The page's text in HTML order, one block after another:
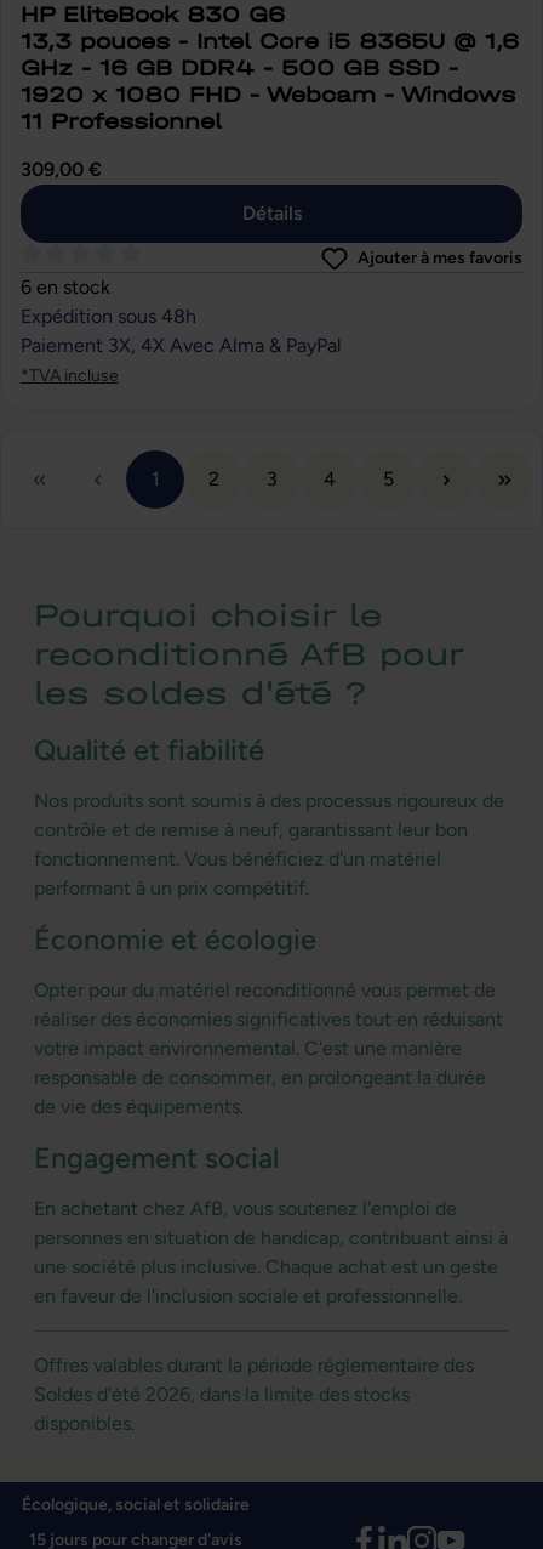
HP EliteBook 830 G6
13,3 pouces - Intel Core i5 8365U @ 1,6
GHz - 16 GB DDR4 - 500 GB SSD -
1920 x 1080 FHD - Webcam - Windows
11 Professionnel
309,00 €
Détails
Note moyenne de 0 sur 5 étoiles
Ajouter à mes favoris
6 en stock
Expédition sous 48h
Paiement 3X, 4X Avec Alma & PayPal
*TVA incluse
Page
1 Page
2 Page
3 Page
4 Page
5
Pourquoi choisir le
reconditionné AfB pour
les soldes d'été ?
Qualité et fiabilité
Nos produits sont soumis à des processus rigoureux de
contrôle et de remise à neuf, garantissant leur bon
fonctionnement. Vous bénéficiez d'un matériel
performant à un prix compétitif.
Économie et écologie
Opter pour du matériel reconditionné vous permet de
réaliser des économies significatives tout en réduisant
votre impact environnemental. C'est une manière
responsable de consommer, en prolongeant la durée
de vie des équipements.
Engagement social
En achetant chez AfB, vous soutenez l'emploi de
personnes en situation de handicap, contribuant ainsi à
une société plus inclusive. Chaque achat est un geste
en faveur de l'inclusion sociale et professionnelle.
Offres valables durant la période réglementaire des
Soldes d'été 2026, dans la limite des stocks
disponibles.
Écologique, social et solidaire
15 jours pour changer d'avis